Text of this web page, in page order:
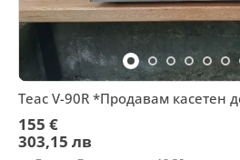
Teac V-90R *Продавам касетен
155 €
303,15 лв